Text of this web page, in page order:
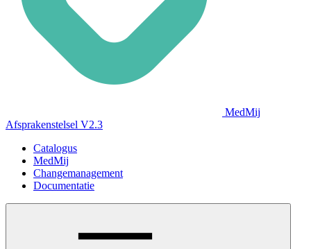
MedMij
Afsprakenstelsel V2.3
Catalogus
MedMij
Changemanagement
Documentatie